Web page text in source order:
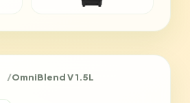
OmniBlend V 1.5L